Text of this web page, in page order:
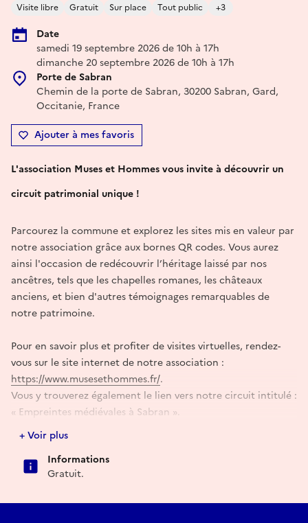
Visite libre Gratuit Sur place Tout public +3
Date
samedi 19 septembre 2026 de 10h à 17h
dimanche 20 septembre 2026 de 10h à 17h
Porte de Sabran
Chemin de la porte de Sabran, 30200 Sabran, Gard,
Occitanie, France
Ajouter à mes favoris
L'association Muses et Hommes vous invite à découvrir un
circuit patrimonial unique !
Parcourez la commune et explorez les sites mis en valeur par
notre association grâce aux bornes QR codes. Vous aurez
ainsi l'occasion de redécouvrir l’héritage laissé par nos
ancêtres, tels que les chapelles romanes, les châteaux
anciens, et bien d'autres témoignages remarquables de
notre patrimoine.
Pour en savoir plus et profiter de visites virtuelles, rendez-
vous sur le site internet de notre association :
https://www.musesethommes.fr/.
Vous y trouverez également le lien vers notre circuit intitulé :
« Empreintes médiévales à Sabran ».
⚠️ Prévoir :
Un smartphone pouvant scanner les QR codes ;
+ Voir plus
Informations
Gratuit.